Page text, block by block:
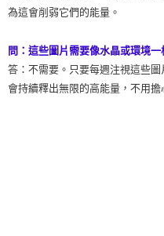
為這會削弱它們的能量。
問：這些圖片需要像水晶或環境一
答：不需要。只要每週注視這些
會持續釋出無限的高能量，不用擔